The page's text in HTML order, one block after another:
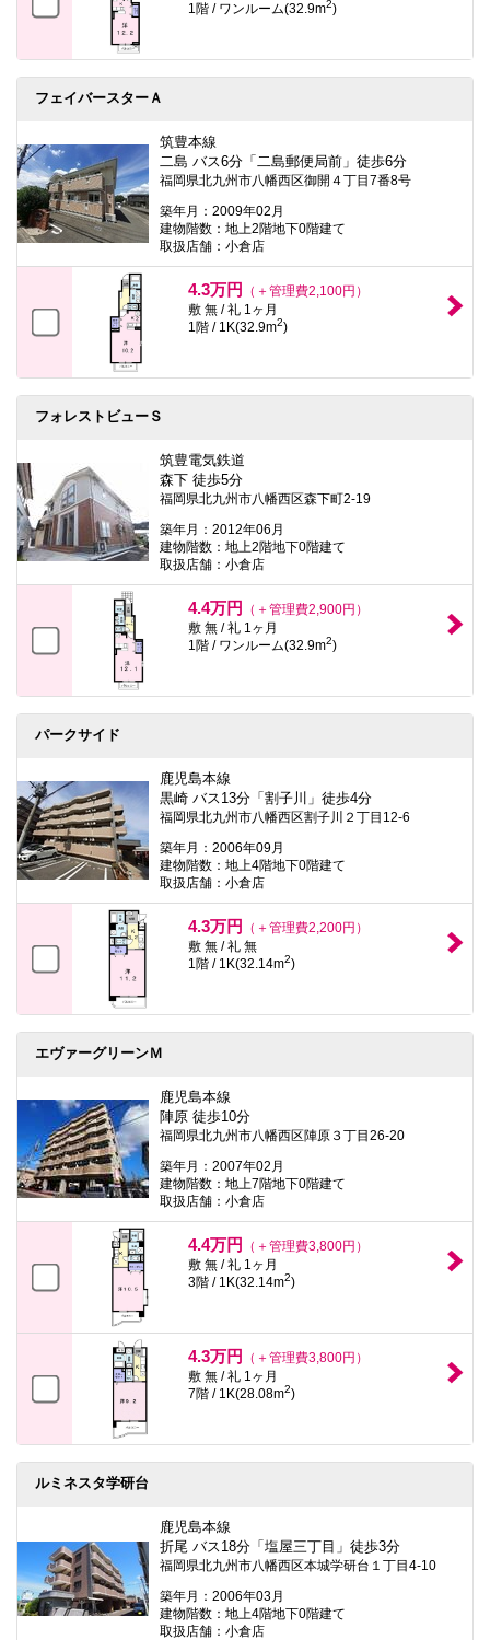
1階 / ワンルーム(32.9m2)
フェイバースターＡ
筑豊本線
二島 バス6分「二島郵便局前」徒歩6分
福岡県北九州市八幡西区御開４丁目7番8号
築年月：2009年02月
建物階数：地上2階地下0階建て
取扱店舗：小倉店
4.3万円
（＋管理費2,100円）
敷 無 / 礼 1ヶ月
1階 / 1K(32.9m2)
フォレストビューＳ
筑豊電気鉄道
森下 徒歩5分
福岡県北九州市八幡西区森下町2-19
築年月：2012年06月
建物階数：地上2階地下0階建て
取扱店舗：小倉店
4.4万円
（＋管理費2,900円）
敷 無 / 礼 1ヶ月
1階 / ワンルーム(32.9m2)
パークサイド
鹿児島本線
黒崎 バス13分「割子川」徒歩4分
福岡県北九州市八幡西区割子川２丁目12-6
築年月：2006年09月
建物階数：地上4階地下0階建て
取扱店舗：小倉店
4.3万円
（＋管理費2,200円）
敷 無 / 礼 無
1階 / 1K(32.14m2)
エヴァーグリーンＭ
鹿児島本線
陣原 徒歩10分
福岡県北九州市八幡西区陣原３丁目26-20
築年月：2007年02月
建物階数：地上7階地下0階建て
取扱店舗：小倉店
4.4万円
（＋管理費3,800円）
敷 無 / 礼 1ヶ月
3階 / 1K(32.14m2)
4.3万円
（＋管理費3,800円）
敷 無 / 礼 1ヶ月
7階 / 1K(28.08m2)
ルミネスタ学研台
鹿児島本線
折尾 バス18分「塩屋三丁目」徒歩3分
福岡県北九州市八幡西区本城学研台１丁目4-10
築年月：2006年03月
建物階数：地上4階地下0階建て
取扱店舗：小倉店